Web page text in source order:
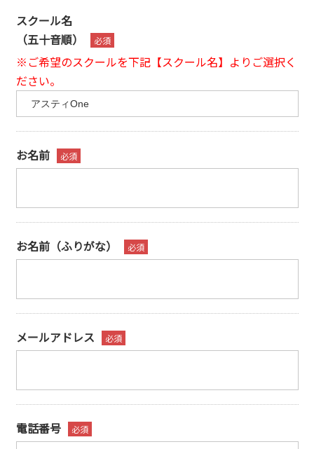
スクール名
（五十音順）
※ご希望のスクールを下記【スクール名】よりご選択く
ださい。
お名前
お名前（ふりがな）
メールアドレス
電話番号